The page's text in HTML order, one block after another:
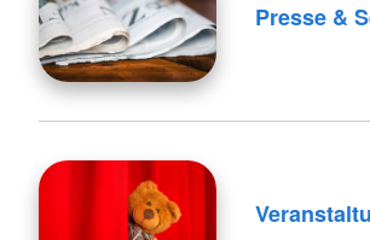
Presse &